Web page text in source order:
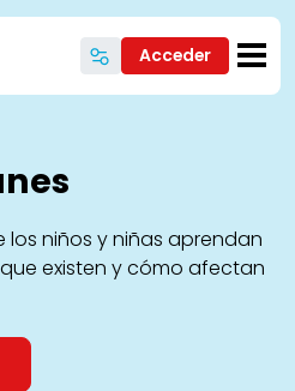
Acceder
niños y niñas aprendan
existen y cómo afectan